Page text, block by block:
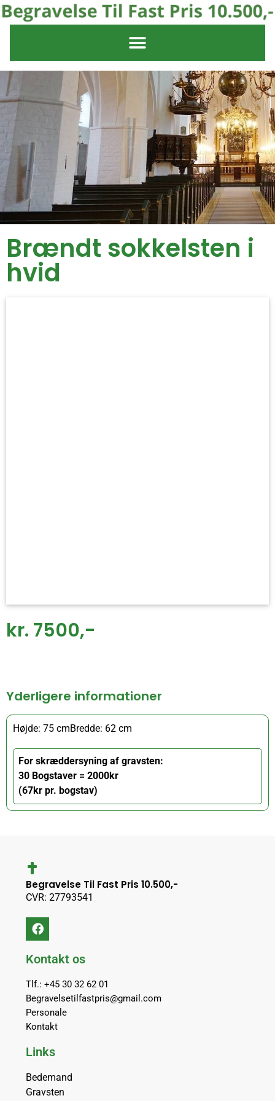
Brændt sokkelsten i
hvid
kr. 7500,-
Yderligere informationer
Højde: 75 cmBredde: 62 cm
For skræddersyning af gravsten:
30 Bogstaver = 2000kr
(67kr pr. bogstav)
Begravelse Til Fast Pris 10.500,-
CVR: 27793541
Kontakt os
Tlf.: +45 30 32 62 01
Begravelsetilfastpris@gmail.com
Personale
Kontakt
Links
Bedemand
Gravsten